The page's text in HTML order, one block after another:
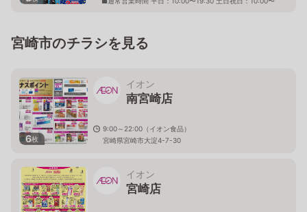
宮崎市のチラシを見る
6枚
イオン
南宮崎店
9:00～22:00（イオン食品）
宮崎県宮崎市大淀4-7-30
イオン
宮崎店